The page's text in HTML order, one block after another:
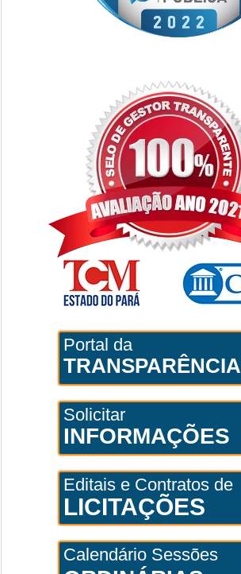
Portal da
TRANSPARÊNCIA
Solicitar
INFORMAÇÕES
Editais e Contratos de
LICITAÇÕES
Calendário Sessões